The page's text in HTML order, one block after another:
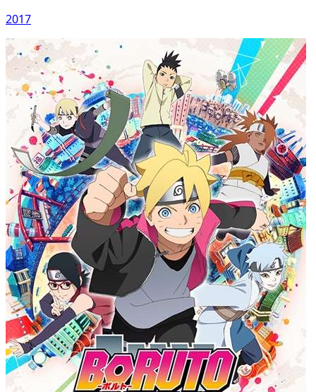
2017